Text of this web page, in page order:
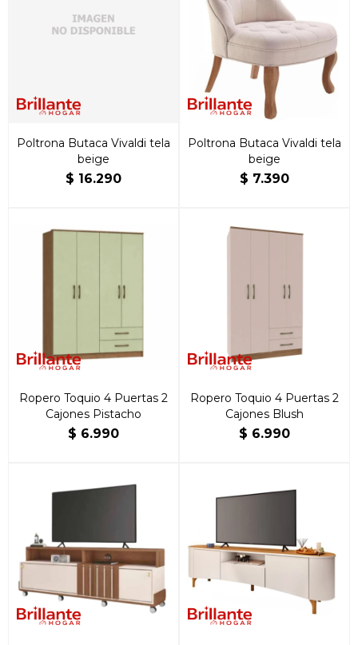
Poltrona Butaca Vivaldi tela
beige
$ 16.290
Poltrona Butaca Vivaldi tela
beige
$ 7.390
Ropero Toquio 4 Puertas 2
Cajones Pistacho
$ 6.990
Ropero Toquio 4 Puertas 2
Cajones Blush
$ 6.990